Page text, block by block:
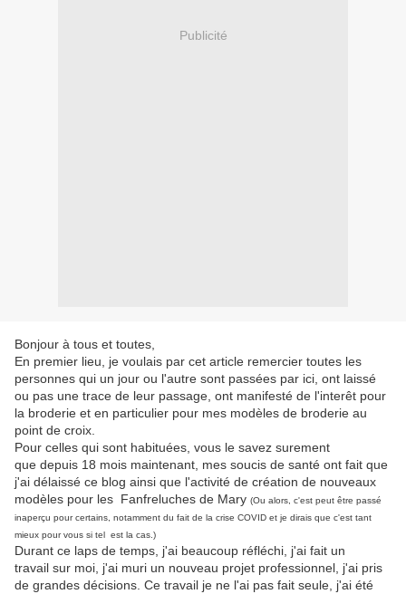
Publicité
Bonjour à tous et toutes,
En premier lieu, je voulais par cet article remercier toutes les
personnes qui un jour ou l'autre sont passées par ici, ont laissé
ou pas une trace de leur passage, ont manifesté de l'interêt pour
la broderie et en particulier pour mes modèles de broderie au
point de croix.
Pour celles qui sont habituées, vous le savez surement
que depuis 18 mois maintenant, mes soucis de santé ont fait que
j'ai délaissé ce blog ainsi que l'activité de création de nouveaux
modèles pour les Fanfreluches de Mary (Ou alors, c'est peut être passé
inaperçu pour certains, notamment du fait de la crise COVID et je dirais que c'est tant
mieux pour vous si tel est la cas.)
Durant ce laps de temps, j'ai beaucoup réfléchi, j'ai fait un
travail sur moi, j'ai muri un nouveau projet professionnel, j'ai pris
de grandes décisions. Ce travail je ne l'ai pas fait seule, j'ai été